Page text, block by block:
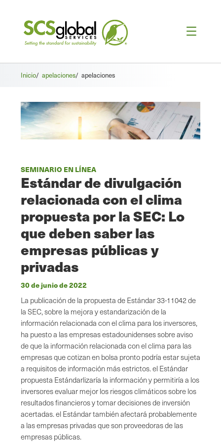
Inicio/ apelaciones/ apelaciones
SEMINARIO EN LÍNEA
Estándar de divulgación
relacionada con el clima
propuesta por la SEC: Lo
que deben saber las
empresas públicas y
privadas
30 de junio de 2022
La publicación de la propuesta de Estándar 33-11042 de
la SEC, sobre la mejora y estandarización de la
información relacionada con el clima para los inversores,
ha puesto a las empresas estadounidenses sobre aviso
de que la información relacionada con el clima para las
empresas que cotizan en bolsa pronto podría estar sujeta
a requisitos de información más estrictos. el Estándar
propuesta Estándarlizaría la información y permitiría a los
inversores evaluar mejor los riesgos climáticos sobre los
resultados financieros y tomar decisiones de inversión
acertadas. el Estándar también afectará probablemente
a las empresas privadas que son proveedoras de las
empresas públicas.